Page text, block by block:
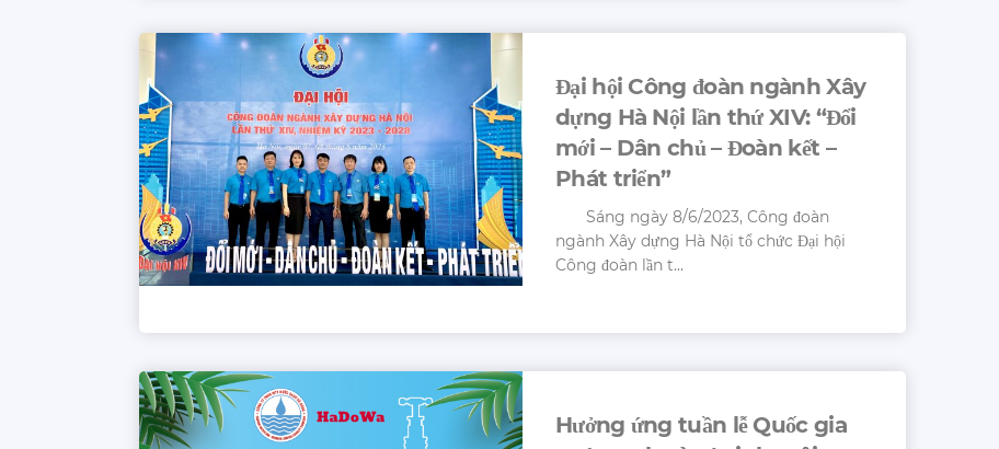
Đại hội Công đoàn ngành Xây
dựng Hà Nội lần thứ XIV: “Đổi
mới – Dân chủ – Đoàn kết –
Phát triển”
Sáng ngày 8/6/2023, Công đoàn
ngành Xây dựng Hà Nội tổ chức Đại hội
Công đoàn lần t...
Hưởng ứng tuần lễ Quốc gia